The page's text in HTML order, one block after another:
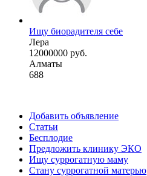
Ищу биорадителя себе
Лера
12000000 руб.
Алматы
688
Добавить объявление
Статьи
Бесплодие
Предложить клинику ЭКО
Ищу суррогатную маму
Стану суррогатной матерью